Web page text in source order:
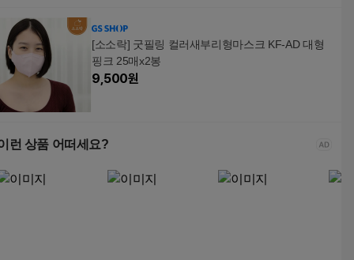
[소소락] 굿필링 컬러새부리형마스크 KF-AD 대형
핑크 25매x2봉
9,500원
런 상품 어떠세요?